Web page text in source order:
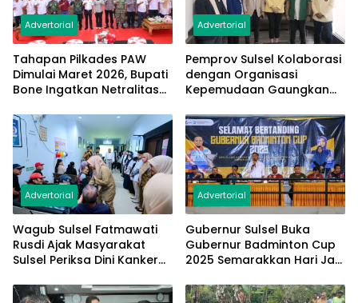
Advertorial
Tahapan Pilkades PAW
Dimulai Maret 2026, Bupati
Bone Ingatkan Netralitas
Advertorial
Pemprov Sulsel Kolaborasi
dengan Organisasi
Kepemudaan Gaungkan
Advertorial
Wagub Sulsel Fatmawati
Rusdi Ajak Masyarakat
Sulsel Periksa Dini Kanker
Advertorial
Gubernur Sulsel Buka
Gubernur Badminton Cup
2025 Semarakkan Hari Jadi